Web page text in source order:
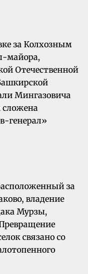
за Колхозным
майора,
Отечественной
Мингазовича
сложена
генерал»
за
владение
Мурзы,
связано со